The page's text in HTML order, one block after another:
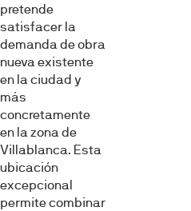
pretende
satisfacer la
demanda de obra
nueva existente
en la ciudad y
más
concretamente
en la zona de
Villablanca. Esta
ubicación
excepcional
permite combinar